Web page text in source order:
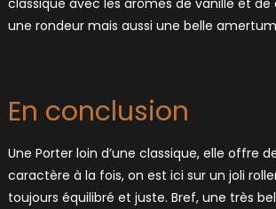
une rondeur mais aussi une belle
En conclusion
Une Porter loin d’une classique, elle offre
caractère à la fois, on est ici sur un joli
toujours équilibré et juste. Bref, une très